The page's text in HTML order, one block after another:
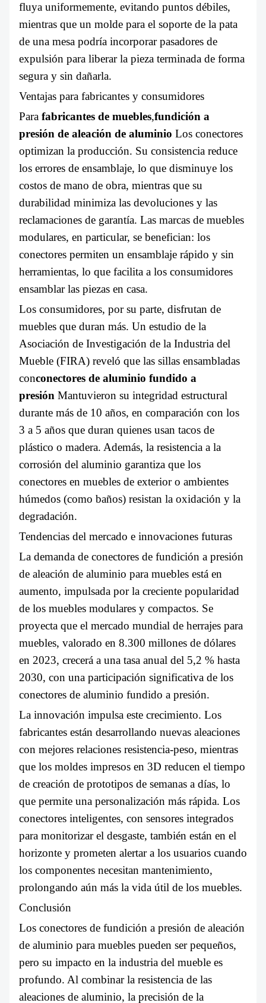
fluya uniformemente, evitando puntos débiles,
mientras que un molde para el soporte de la pata
de una mesa podría incorporar pasadores de
expulsión para liberar la pieza terminada de forma
segura y sin dañarla.
Ventajas para fabricantes y consumidores
Para fabricantes de muebles,fundición a
presión de aleación de aluminio Los conectores
optimizan la producción. Su consistencia reduce
los errores de ensamblaje, lo que disminuye los
costos de mano de obra, mientras que su
durabilidad minimiza las devoluciones y las
reclamaciones de garantía. Las marcas de muebles
modulares, en particular, se benefician: los
conectores permiten un ensamblaje rápido y sin
herramientas, lo que facilita a los consumidores
ensamblar las piezas en casa.
Los consumidores, por su parte, disfrutan de
muebles que duran más. Un estudio de la
Asociación de Investigación de la Industria del
Mueble (FIRA) reveló que las sillas ensambladas
conconectores de aluminio fundido a
presión Mantuvieron su integridad estructural
durante más de 10 años, en comparación con los
3 a 5 años que duran quienes usan tacos de
plástico o madera. Además, la resistencia a la
corrosión del aluminio garantiza que los
conectores en muebles de exterior o ambientes
húmedos (como baños) resistan la oxidación y la
degradación.
Tendencias del mercado e innovaciones futuras
La demanda de conectores de fundición a presión
de aleación de aluminio para muebles está en
aumento, impulsada por la creciente popularidad
de los muebles modulares y compactos. Se
proyecta que el mercado mundial de herrajes para
muebles, valorado en 8.300 millones de dólares
en 2023, crecerá a una tasa anual del 5,2 % hasta
2030, con una participación significativa de los
conectores de aluminio fundido a presión.
La innovación impulsa este crecimiento. Los
fabricantes están desarrollando nuevas aleaciones
con mejores relaciones resistencia-peso, mientras
que los moldes impresos en 3D reducen el tiempo
de creación de prototipos de semanas a días, lo
que permite una personalización más rápida. Los
conectores inteligentes, con sensores integrados
para monitorizar el desgaste, también están en el
horizonte y prometen alertar a los usuarios cuando
los componentes necesitan mantenimiento,
prolongando aún más la vida útil de los muebles.
Conclusión
Los conectores de fundición a presión de aleación
de aluminio para muebles pueden ser pequeños,
pero su impacto en la industria del mueble es
profundo. Al combinar la resistencia de las
aleaciones de aluminio, la precisión de la